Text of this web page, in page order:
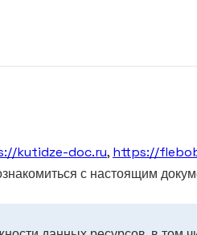
kutidze-doc.ru, https://
с настоящим